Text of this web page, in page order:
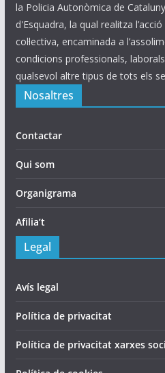
la Policia Autonòmica de
d'Esquadra, la qual realitza
col·lectiva, encaminada a
condicions professionals,
qualsevol altre tipus de tots els
Nosaltres
Contactar
Qui som
Organigrama
Afilia’t
Legal
Avís legal
Política de privacitat
Política de privacitat xarxes